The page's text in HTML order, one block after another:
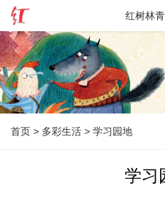
首页 > 多彩生活 > 学习园地
学习
红树林